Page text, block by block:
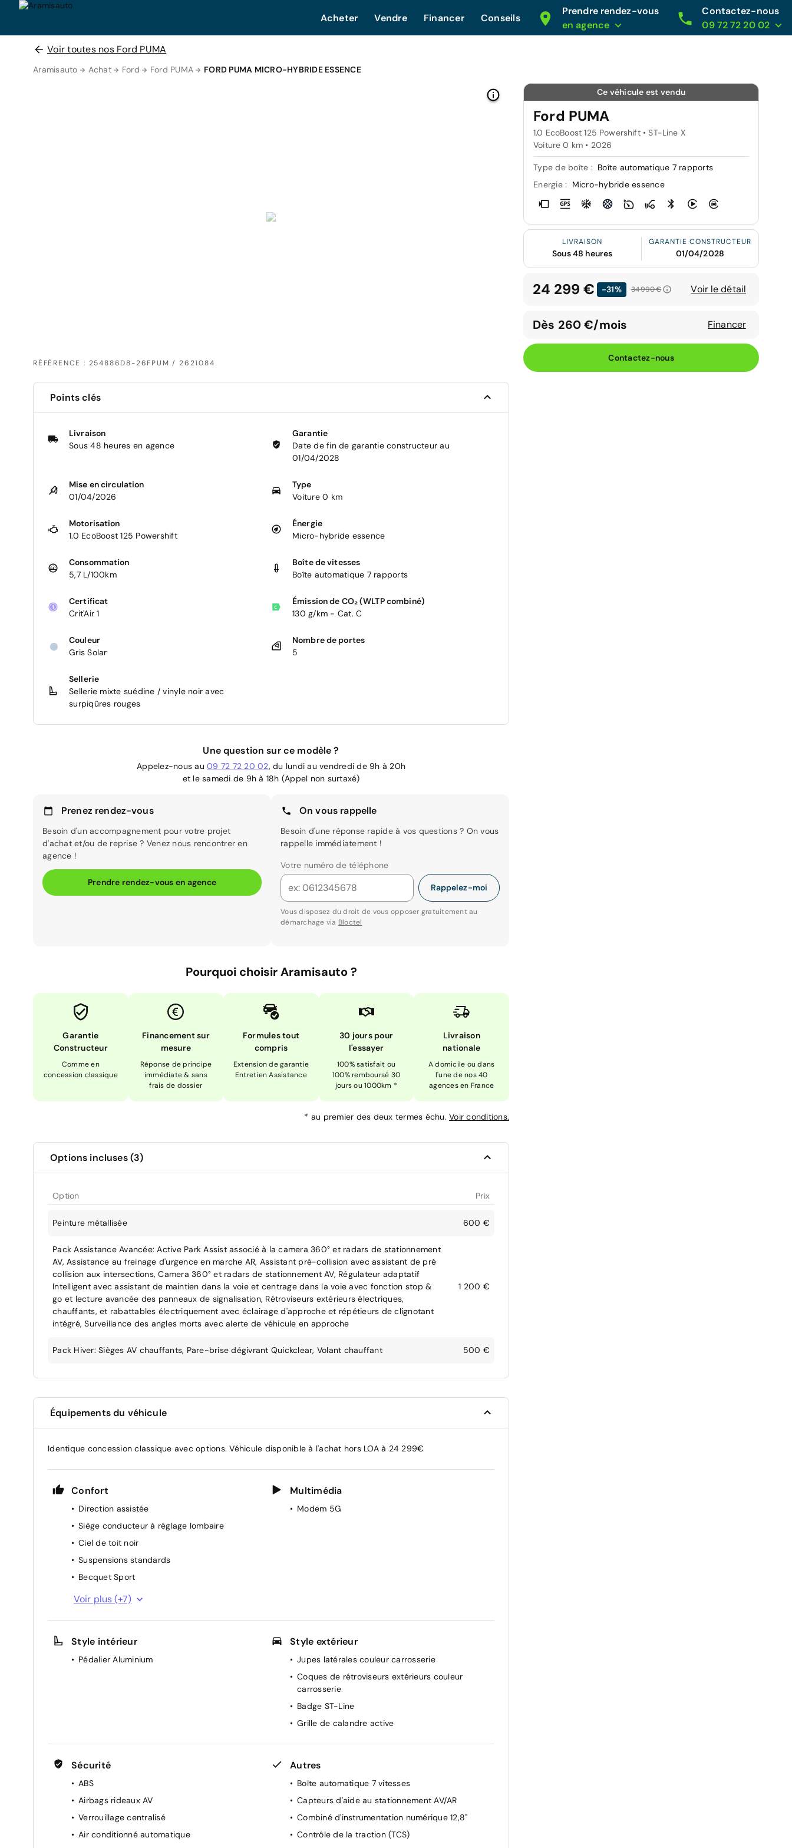
Acheter Vendre Financer Conseils
Prendre rendez-vous
en agence
Contactez-nous
09 72 72 20 02
Voir toutes nos Ford PUMA
Aramisauto Achat Ford Ford PUMA FORD PUMA MICRO-HYBRIDE ESSENCE
RÉFÉRENCE : 254886D8-26FPUM / 2621084
Ce véhicule est vendu
Ford PUMA
1.0 EcoBoost 125 Powershift • ST-Line X
Voiture 0 km • 2026
Type de boîte : Boîte automatique 7 rapports
Energie :
Micro-hybride essence
LIVRAISON
Sous 48 heures
GARANTIE CONSTRUCTEUR
01/04/2028
24 299 € -31% 34 990 € Voir le détail
Dès 260 €/mois Financer
Contactez-nous
Points clés
Livraison
Sous 48 heures en agence
Garantie
Date de fin de garantie constructeur au
01/04/2028
Mise en circulation
01/04/2026
Type
Voiture 0 km
Motorisation
1.0 EcoBoost 125 Powershift
Énergie
Micro-hybride essence
Consommation
5,7 L/100km
Boîte de vitesses
Boîte automatique 7 rapports
Certificat
Crit'Air 1
Émission de CO₂ (WLTP combiné)
130 g/km - Cat. C
Couleur
Gris Solar
Nombre de portes
5
Sellerie
Sellerie mixte suédine / vinyle noir avec
surpiqûres rouges
Une question sur ce modèle ?
Appelez-nous au 09 72 72 20 02, du lundi au vendredi de 9h à 20h
et le samedi de 9h à 18h (Appel non surtaxé)
Prenez rendez-vous
Besoin d'un accompagnement pour votre projet
d'achat et/ou de reprise ? Venez nous rencontrer en
agence !
Prendre rendez-vous en agence
On vous rappelle
Besoin d'une réponse rapide à vos questions ? On vous
rappelle immédiatement !
Votre numéro de téléphone
Rappelez-moi
Vous disposez du droit de vous opposer gratuitement au
démarchage via Bloctel
Pourquoi choisir Aramisauto ?
Garantie
Constructeur
Comme en
concession classique
Financement sur
mesure
Réponse de principe
immédiate & sans
frais de dossier
Formules tout
compris
Extension de garantie
Entretien Assistance
30 jours pour
l'essayer
100% satisfait ou
100% remboursé 30
jours ou 1000km *
Livraison
nationale
A domicile ou dans
l'une de nos 40
agences en France
* au premier des deux termes échu. Voir conditions.
Options incluses (3)
Option Prix
Peinture métallisée 600 €
Pack Assistance Avancée: Active Park Assist associé à la camera 360° et radars de stationnement
AV, Assistance au freinage d'urgence en marche AR, Assistant pré-collision avec assistant de pré
collision aux intersections, Camera 360° et radars de stationnement AV, Régulateur adaptatif
Intelligent avec assistant de maintien dans la voie et centrage dans la voie avec fonction stop &
go et lecture avancée des panneaux de signalisation, Rétroviseurs extérieurs électriques,
chauffants, et rabattables électriquement avec éclairage d'approche et répétieurs de clignotant
intégré, Surveillance des angles morts avec alerte de véhicule en approche
1 200 €
Pack Hiver: Sièges AV chauffants, Pare-brise dégivrant Quickclear, Volant chauffant 500 €
Équipements du véhicule
Identique concession classique avec options. Véhicule disponible à l'achat hors LOA à 24 299€
Confort
Direction assistée
Siège conducteur à réglage lombaire
Ciel de toit noir
Suspensions standards
Becquet Sport
Console centrale avec accoudoir coulissant
Siège conducteur à réglage manuel 2 voies
Siège passager avec support lombaire
Voir plus (+7)
Multimédia
Modem 5G
Style intérieur
Pédalier Aluminium
Style extérieur
Jupes latérales couleur carrosserie
Coques de rétroviseurs extérieurs couleur
carrosserie
Badge ST-Line
Grille de calandre active
Sécurité
ABS
Airbags rideaux AV
Verrouillage centralisé
Air conditionné automatique
Autres
Boîte automatique 7 vitesses
Capteurs d'aide au stationnement AV/AR
Combiné d'instrumentation numérique 12,8"
Contrôle de la traction (TCS)